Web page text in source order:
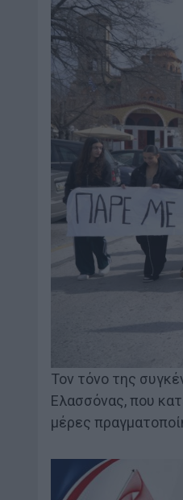
Τον τόνο της
Ελασσόνας, που
μέρες